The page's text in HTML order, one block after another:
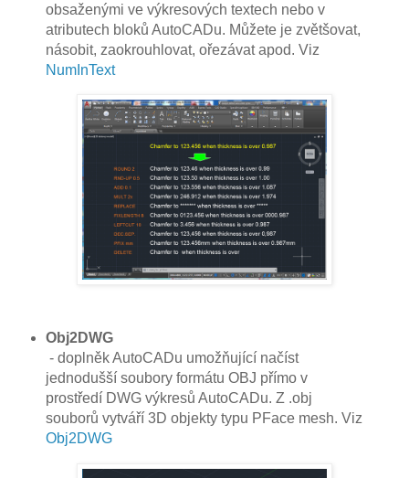
obsaženými ve výkresových textech nebo v
atributech bloků AutoCADu. Můžete je zvětšovat,
násobit, zaokrouhlovat, ořezávat apod. Viz
NumInText
Obj2DWG
- doplněk AutoCADu umožňující načíst
jednodušší soubory formátu OBJ přímo v
prostředí DWG výkresů AutoCADu. Z .obj
souborů vytváří 3D objekty typu PFace mesh. Viz
Obj2DWG